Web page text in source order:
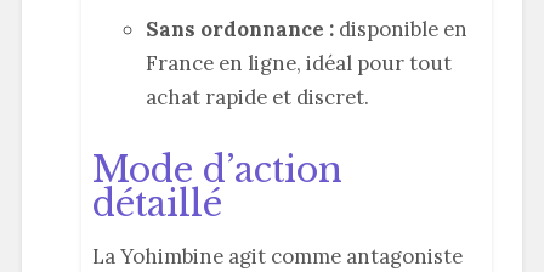
Sans ordonnance : disponible en
France en ligne, idéal pour tout
achat rapide et discret.
Mode d’action
détaillé
La Yohimbine agit comme antagoniste